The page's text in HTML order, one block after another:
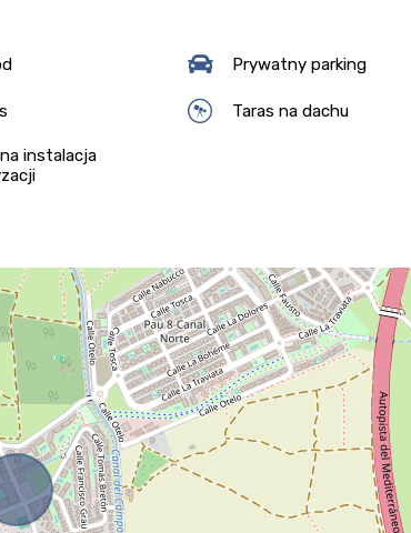
Prywatny parking
Taras na dachu
instalacja